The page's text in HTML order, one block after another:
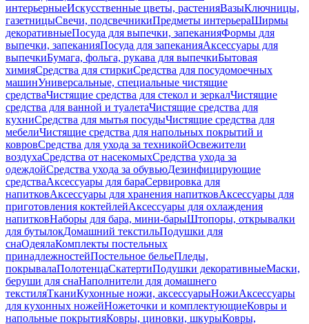
интерьерныеИскусственные цветы, растенияВазыКлючницы,
газетницыСвечи, подсвечникиПредметы интерьераШирмы
декоративныеПосуда для выпечки, запеканияФормы для
выпечки, запеканияПосуда для запеканияАксессуары для
выпечкиБумага, фольга, рукава для выпечкиБытовая
химияСредства для стиркиСредства для посудомоечных
машинУниверсальные, специальные чистящие
средстваЧистящие средства для стекол и зеркалЧистящие
средства для ванной и туалетаЧистящие средства для
кухниСредства для мытья посудыЧистящие средства для
мебелиЧистящие средства для напольных покрытий и
ковровСредства для ухода за техникойОсвежители
воздухаСредства от насекомыхСредства ухода за
одеждойСредства ухода за обувьюДезинфицирующие
средстваАксессуары для бараСервировка для
напитковАксессуары для хранения напитковАксессуары для
приготовления коктейлейАксессуары для охлаждения
напитковНаборы для бара, мини-барыШтопоры, открывалки
для бутылокДомашний текстильПодушки для
снаОдеялаКомплекты постельных
принадлежностейПостельное бельеПледы,
покрывалаПолотенцаСкатертиПодушки декоративныеМаски,
беруши для снаНаполнители для домашнего
текстиляТканиКухонные ножи, аксессуарыНожиАксессуары
для кухонных ножейНожеточки и комплектующиеКовры и
напольные покрытияКовры, циновки, шкурыКовры,